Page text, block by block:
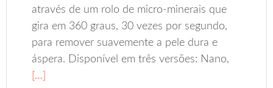
através de um rolo de micro-minerais que
gira em 360 graus, 30 vezes por segundo,
para remover suavemente a pele dura e
áspera. Disponível em três versões: Nano,
[…]